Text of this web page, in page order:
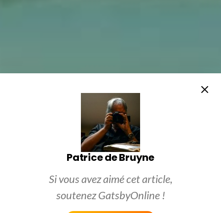
Patrice de Bruyne
Si vous avez aimé cet article,
soutenez GatsbyOnline !